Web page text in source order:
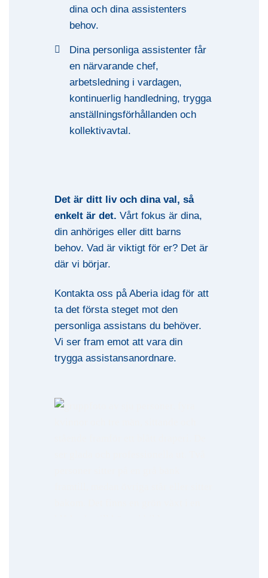
dina och dina assistenters
behov.
Dina personliga assistenter får
en närvarande chef,
arbetsledning i vardagen,
kontinuerlig handledning, trygga
anställningsförhållanden och
kollektivavtal.
Det är ditt liv och dina val, så
enkelt är det. Vårt fokus är dina,
din anhöriges eller ditt barns
behov. Vad är viktigt för er? Det är
där vi börjar.
Kontakta oss på Aberia idag för att
ta det första steget mot den
personliga assistans du behöver.
Vi ser fram emot att vara din
trygga assistansanordnare.